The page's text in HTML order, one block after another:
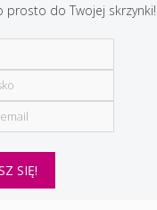
prosto do Twojej skrzynki!